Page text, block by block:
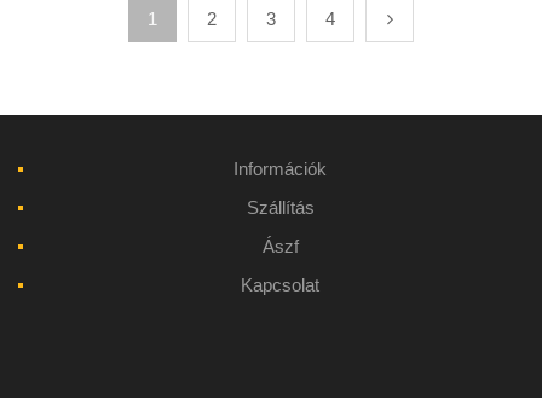
1 2 3 4
Információk
Szállítás
Ászf
Kapcsolat